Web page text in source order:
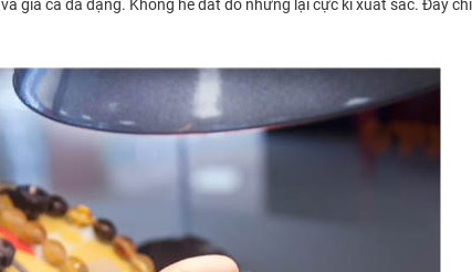
giá cả đa dạng. Không hề đắt đỏ nhưng lại cực kì xuất sắc. Đấy